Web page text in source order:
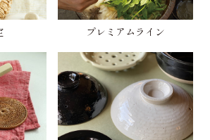
プレミアムライン